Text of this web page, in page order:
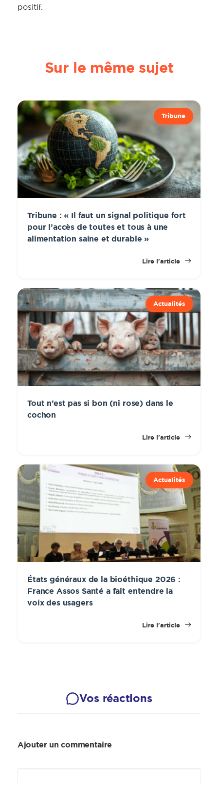
positif.
Sur le même sujet
Tribune
Tribune : « Il faut un signal politique fort
pour l’accès de toutes et tous à une
alimentation saine et durable »
Lire l'article
Actualités
Tout n’est pas si bon (ni rose) dans le
cochon
Lire l'article
Actualités
États généraux de la bioéthique 2026 :
France Assos Santé a fait entendre la
voix des usagers
Lire l'article
Vos réactions
Ajouter un commentaire